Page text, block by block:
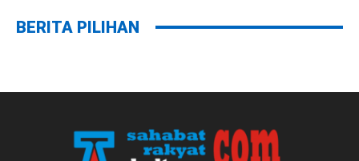
BERITA PILIHAN